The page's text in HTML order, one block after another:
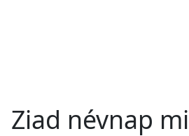
Ziad névnap